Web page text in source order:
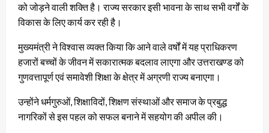
को जोड़ने वाली शक्ति है। राज्य सरकार इसी भावना के साथ सभी वर्गों के
विकास के लिए कार्य कर रही है।
मुख्यमंत्री ने विश्वास व्यक्त किया कि आने वाले वर्षों में यह प्राधिकरण
हजारों बच्चों के जीवन में सकारात्मक बदलाव लाएगा और उत्तराखण्ड को
गुणवत्तापूर्ण एवं समावेशी शिक्षा के क्षेत्र में अग्रणी राज्य बनाएगा।
उन्होंने धर्मगुरुओं, शिक्षाविदों, शिक्षण संस्थाओं और समाज के प्रबुद्ध
नागरिकों से इस पहल को सफल बनाने में सहयोग की अपील की।